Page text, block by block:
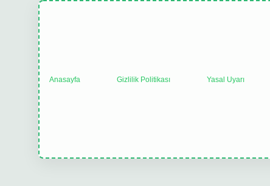
Anasayfa Gizlilik Politikası Yasal Uyarı